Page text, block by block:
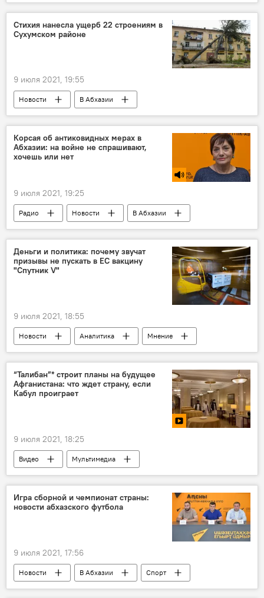
Стихия нанесла ущерб 22 строениям в
Сухумском районе
9 июля 2021, 19:55
Новости В Абхазии
Корсая об антиковидных мерах в
Абхазии: на войне не спрашивают,
хочешь или нет
9 июля 2021, 19:25
Радио Новости В Абхазии
Деньги и политика: почему звучат
призывы не пускать в ЕС вакцину
"Спутник V"
9 июля 2021, 18:55
Новости Аналитика
Мнение
В мире
“Талибан”* строит планы на будущее
Афганистана: что ждет страну, если
Кабул проиграет
9 июля 2021, 18:25
Видео Мультимедиа
Игра сборной и чемпионат страны:
новости абхазского футбола
9 июля 2021, 17:56
Новости В Абхазии
Спорт
Пресс-центр